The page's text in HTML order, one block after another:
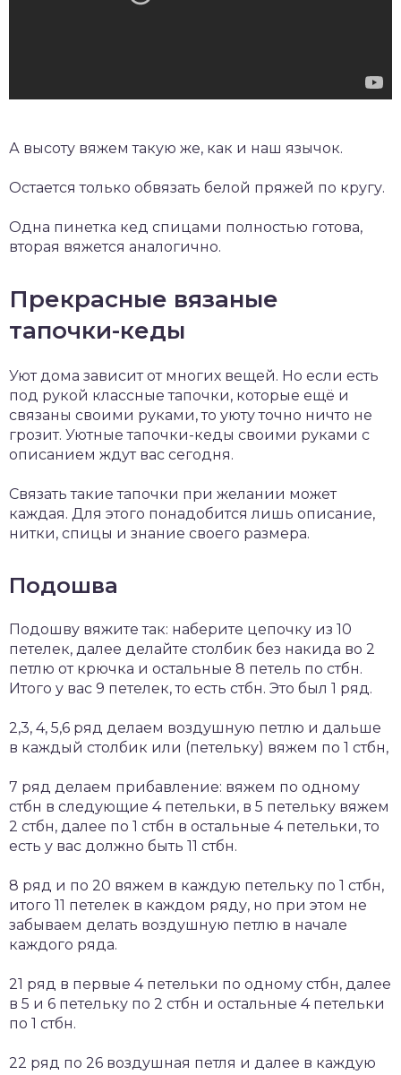
А высоту вяжем такую же, как и наш язычок.
Остается только обвязать белой пряжей по кругу.
Одна пинетка кед спицами полностью готова,
вторая вяжется аналогично.
Прекрасные вязаные
тапочки-кеды
Уют дома зависит от многих вещей. Но если есть
под рукой классные тапочки, которые ещё и
связаны своими руками, то уюту точно ничто не
грозит. Уютные тапочки-кеды своими руками с
описанием ждут вас сегодня.
Связать такие тапочки при желании может
каждая. Для этого понадобится лишь описание,
нитки, спицы и знание своего размера.
Подошва
Подошву вяжите так: наберите цепочку из 10
петелек, далее делайте столбик без накида во 2
петлю от крючка и остальные 8 петель по стбн.
Итого у вас 9 петелек, то есть стбн. Это был 1 ряд.
2,3, 4, 5,6 ряд делаем воздушную петлю и дальше
в каждый столбик или (петельку) вяжем по 1 стбн,
7 ряд делаем прибавление: вяжем по одному
стбн в следующие 4 петельки, в 5 петельку вяжем
2 стбн, далее по 1 стбн в остальные 4 петельки, то
есть у вас должно быть 11 стбн.
8 ряд и по 20 вяжем в каждую петельку по 1 стбн,
итого 11 петелек в каждом ряду, но при этом не
забываем делать воздушную петлю в начале
каждого ряда.
21 ряд в первые 4 петельки по одному стбн, далее
в 5 и 6 петельку по 2 стбн и остальные 4 петельки
по 1 стбн.
22 ряд по 26 воздушная петля и далее в каждую